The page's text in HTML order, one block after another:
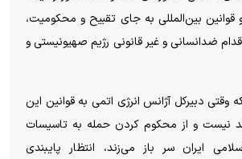
بین‌المللی به جای تقبیح و محکومیت،
ضدانسانی و غیر قانونی رژیم صهیونیستی و
وقتی دبیرکل آژانس انرژی اتمی به قوانین این
نیست و از محکوم کردن حمله به تاسیسات
ایران سر باز می‌زند، انتظار پایبندی